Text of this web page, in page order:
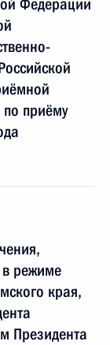
Федерации
приёму
в режиме
края,
Президента